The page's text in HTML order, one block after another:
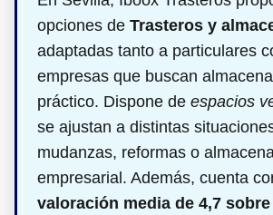
opciones de Trasteros y
adaptadas tanto a particulares
empresas que buscan
práctico. Dispone de espacios
se ajustan a distintas
mudanzas, reformas o
empresarial. Además, cuenta
valoración media de 4,7 sobre